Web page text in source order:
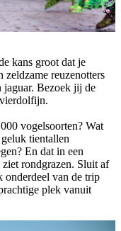
kans groot dat je
reuzenotters
jaguar. Bezoek jij de
vogelsoorten? Wat
tientallen
En dat in een
ziet rondgrazen. Sluit af
onderdeel van de trip
plek vanuit